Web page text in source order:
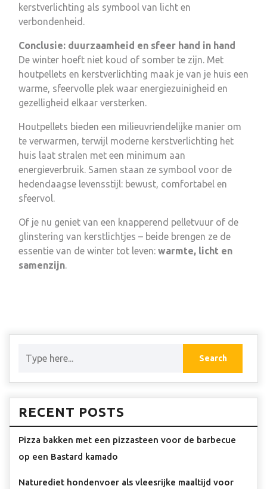
kerstverlichting als symbool van licht en
verbondenheid.
Conclusie: duurzaamheid en sfeer hand in hand
De winter hoeft niet koud of somber te zijn. Met
houtpellets en kerstverlichting maak je van je huis een
warme, sfeervolle plek waar energiezuinigheid en
gezelligheid elkaar versterken.
Houtpellets bieden een milieuvriendelijke manier om
te verwarmen, terwijl moderne kerstverlichting het
huis laat stralen met een minimum aan
energieverbruik. Samen staan ze symbool voor de
hedendaagse levensstijl: bewust, comfortabel en
sfeervol.
Of je nu geniet van een knapperend pelletvuur of de
glinstering van kerstlichtjes – beide brengen ze de
essentie van de winter tot leven: warmte, licht en
samenzijn.
RECENT POSTS
Pizza bakken met een pizzasteen voor de barbecue
op een Bastard kamado
Naturediet hondenvoer als vleesrijke maaltijd voor